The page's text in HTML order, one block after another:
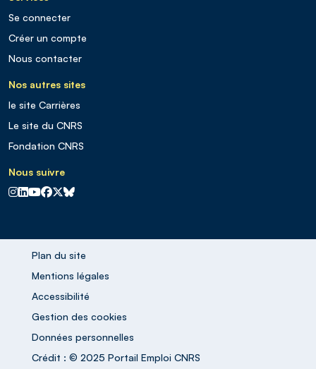
Se connecter
Créer un compte
Nous contacter
Nos autres sites
le site Carrières
Le site du CNRS
Fondation CNRS
Nous suivre
CNRS sur Instagram
CNRS sur Linkedin
CNRS sur Youtube
CNRS sur Facebook
CNRS sur X
CNRS sur Blus sky
Plan du site
Mentions légales
Accessibilité
Gestion des cookies
Données personnelles
Crédit : © 2025 Portail Emploi CNRS